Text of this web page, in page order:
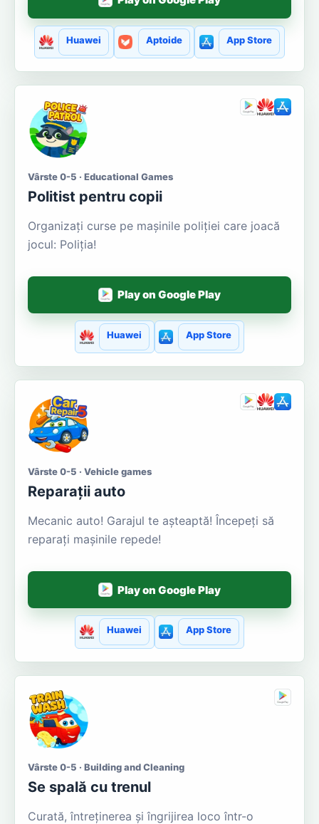
Huawei Aptoide App Store
Vârste 0-5 · Educational Games
Politist pentru copii
Organizați curse pe mașinile poliției care joacă
jocul: Poliția!
Play on Google Play
Huawei App Store
Vârste 0-5 · Vehicle games
Reparații auto
Mecanic auto! Garajul te așteaptă! Începeți să
reparați mașinile repede!
Play on Google Play
Huawei App Store
Vârste 0-5 · Building and Cleaning
Se spală cu trenul
Curată, întreținerea și îngrijirea loco într-o